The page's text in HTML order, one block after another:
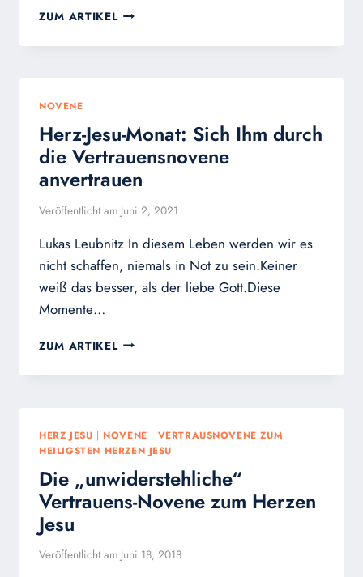
ZUM ARTIKEL VERTRAUENSNOVENE
HEILIGSTEN
PIO
BITTET,
UND
WIRD
EUCH
GEGEBEN
NOVENE
Herz-Jesu-Monat: Sich Ihm durch
die Vertrauensnovene
anvertrauen
Veröffentlicht am Juni 2, 2021
Lukas Leubnitz In diesem Leben werden wir es
nicht schaffen, niemals in Not zu sein.Keiner
weiß das besser, als der liebe Gott.Diese
Momente…
ZUM ARTIKEL HERZ-
MONAT:
DIE
VERTRAUENSNOVENE
ANVERTRAUEN
HERZ JESU | NOVENE | VERTRAUSNOVENE ZUM
HEILIGSTEN HERZEN JESU
Die „unwiderstehliche“
Vertrauens-Novene zum Herzen
Jesu
Veröffentlicht am Juni 18, 2018